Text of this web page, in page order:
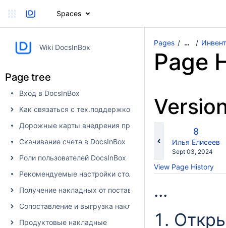
Spaces
Wiki DocsInBox
Page tree
Вход в DocsInBox
Как связаться с тех.поддержкой
Дорожные карты внедрения продуктов
Скачивание счета в DocsInBox
Роли пользователей DocsInBox
Рекомендуемые настройки столбцов
Получение накладных от поставщика в DocsInBox
Сопоставление и выгрузка накладных в учетную систему
Продуктовые накладные
Pages …
Page
Old
Version
8
Илья Елисеев
Saved
Sept 03, 2024
View Page History
...